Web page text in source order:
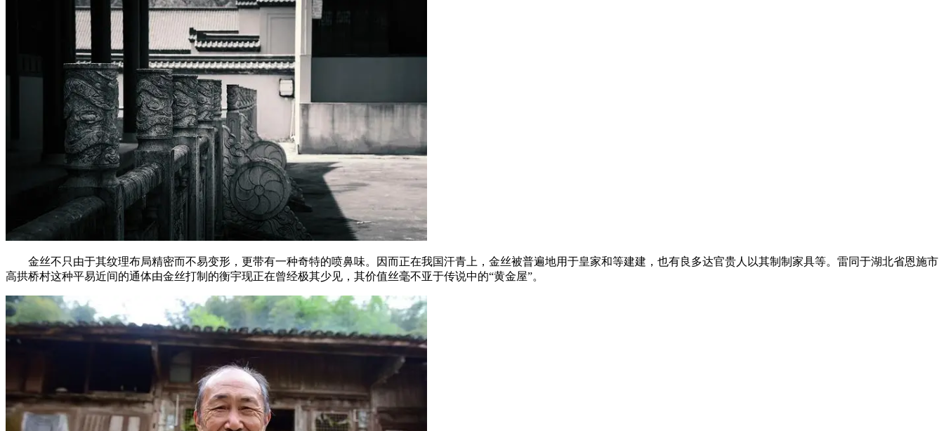
金丝不只由于其纹理布局精密而不易变形，更带有一种奇特的喷鼻味。因而正在我国汗青上，金丝被普遍地用于皇家和等建建，也有良多达官贵人以其制制家具等。雷同于湖北省恩施市
高拱桥村这种平易近间的通体由金丝打制的衡宇现正在曾经极其少见，其价值丝毫不亚于传说中的“黄金屋”。